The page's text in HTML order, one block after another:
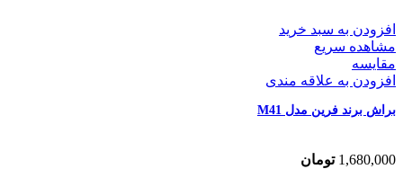
افزودن به سبد خرید
مشاهده سریع
مقایسه
افزودن به علاقه مندی
براش برند فرین مدل M41
1,680,000 تومان